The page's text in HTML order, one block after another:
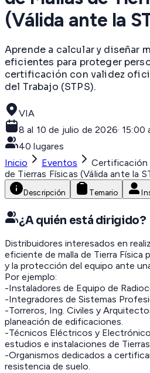
(Válida ante la
Aprende a calcular y diseñar
eficientes para proteger
certificación con validez
del Trabajo (STPS).
VIA
8 al 10 de julio de 2026· 15:00
40 lugares
Inicio
Eventos
Certificación
de Tierras Físicas (Válida ante la
Descripción Temario
¿A quién está dirigido?
Distribuidores interesados en
eficiente de malla de Tierra Física
y la protección del equipo ante
Por ejemplo:
-Instaladores de Equipo de
-Integradores de Sistemas
-Torreros, Ing. Civiles y
planeación de edificaciones.
-Técnicos Eléctricos y
estudios e instalaciones de
-Organismos dedicados a
resistencia de suelo.